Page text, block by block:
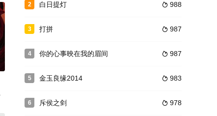
思的社会现象和问题。马大姐是从
谍迷局与国家使命的博弈中，两人从相互怀疑逐渐走向信任与心动，最
面将军强娶财迷机关太傅千金，从契约夫妻到人生合伙人，从猜忌争斗到
2  988
白日提灯
3  987
打拼
4  987
你的心事映在我的眉间
5  983
金玉良缘2014
6  978
斥侯之剑